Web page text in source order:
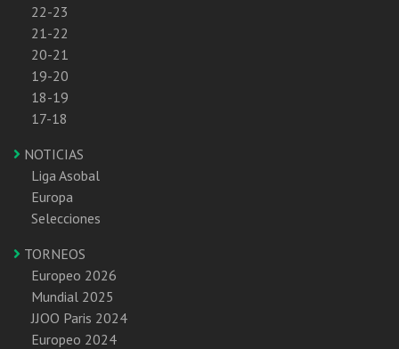
22-23
21-22
20-21
19-20
18-19
17-18
NOTICIAS
Liga Asobal
Europa
Selecciones
TORNEOS
Europeo 2026
Mundial 2025
JJOO Paris 2024
Europeo 2024